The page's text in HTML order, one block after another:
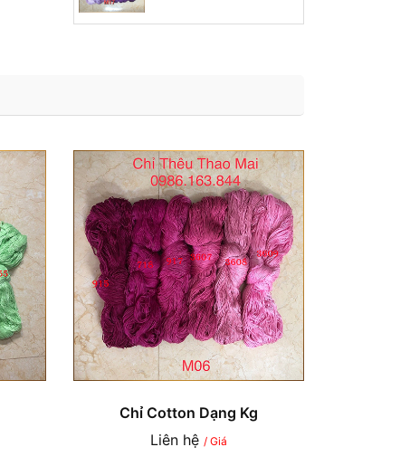
Chỉ Cotton Dạng Kg
Liên hệ / Giá